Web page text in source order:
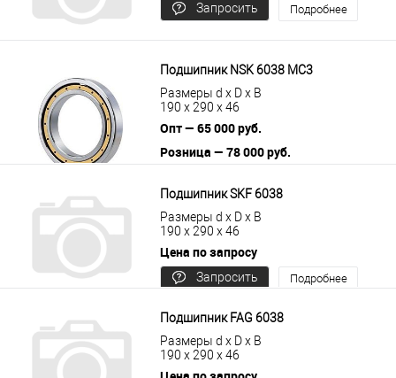
Запросить
Подробнее
Подшипник NSK 6038 MC3
Размеры d x D x B
190 x 290 x 46
Опт — 65 000 руб.
Розница — 78 000 руб.
Подшипник SKF 6038
Размеры d x D x B
190 x 290 x 46
Цена по запросу
Запросить
Подробнее
Подшипник FAG 6038
Размеры d x D x B
190 x 290 x 46